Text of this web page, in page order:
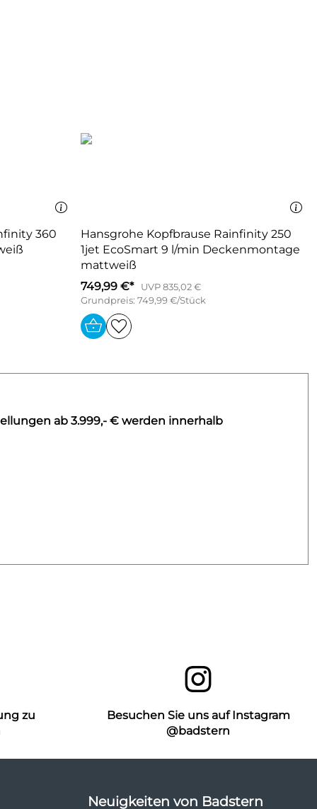
360
Hansgrohe Kopfbrause Rainfinity 250
1jet EcoSmart 9 l/min Deckenmontage
mattweiß
749,99 €*
UVP 835,02 €
Grundpreis: 749,99 €/Stück
ab 3.999,- € werden innerhalb
zu
Besuchen Sie uns auf Instagram
@badstern
Neuigkeiten von Badstern